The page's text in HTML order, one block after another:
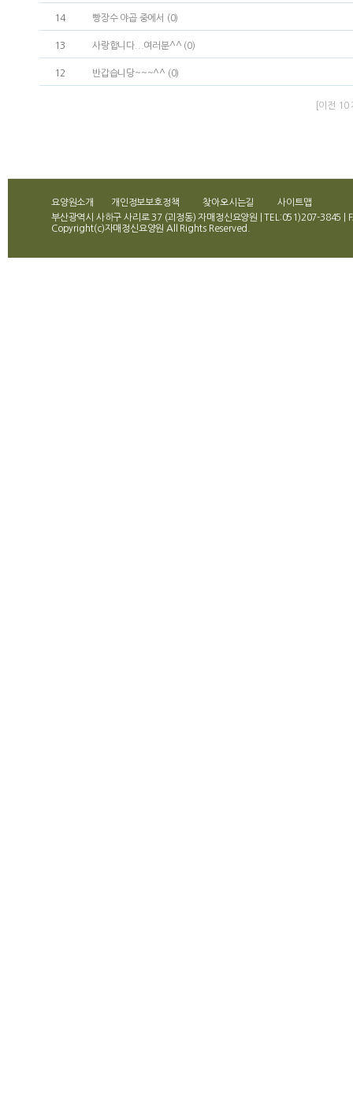
14 빵장수 야곱 중에서 (0)
13 사랑합니다...여러분^^ (0)
12 반갑습니당~~~^^ (0)
[이전 10
요양원소개 개인정보보호정책 찾아오시는길
사이트맵
부산광역시 사하구 사리로 37 (괴정동) 자매정신요양원 | TEL:051)207-3845
Copyright(c)자매정신요양원 All Rights Reserved.